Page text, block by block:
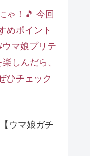
ゃ！🎵 今回
めポイント
マ娘プリテ
しんだら、
ひチェック
ウマ娘ガチ